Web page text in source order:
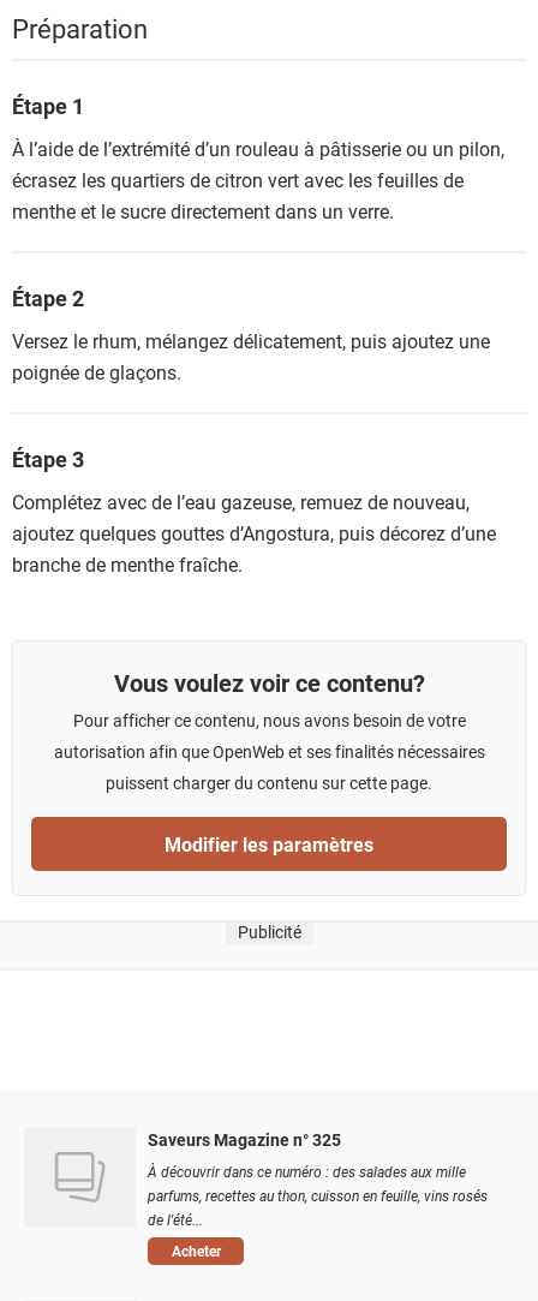
Préparation
Étape 1
À l’aide de l’extrémité d’un rouleau à pâtisserie ou un pilon,
écrasez les quartiers de citron vert avec les feuilles de
menthe et le sucre directement dans un verre.
Étape 2
Versez le rhum, mélangez délicatement, puis ajoutez une
poignée de glaçons.
Étape 3
Complétez avec de l’eau gazeuse, remuez de nouveau,
ajoutez quelques gouttes d’Angostura, puis décorez d’une
branche de menthe fraîche.
Vous voulez voir ce contenu?
Pour afficher ce contenu, nous avons besoin de votre
autorisation afin que OpenWeb et ses finalités nécessaires
puissent charger du contenu sur cette page.
Modifier les paramètres
Publicité
Saveurs Magazine n° 325
À découvrir dans ce numéro : des salades aux mille
parfums, recettes au thon, cuisson en feuille, vins rosés
de l'été...
Acheter